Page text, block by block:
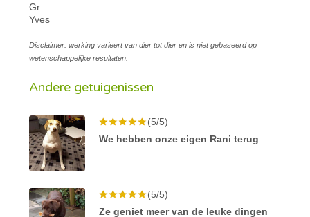
Gr.
Yves
Disclaimer: werking varieert van dier tot dier en is niet gebaseerd op
wetenschappelijke resultaten.
Andere getuigenissen
(5/5)
We hebben onze eigen Rani terug
(5/5)
Ze geniet meer van de leuke dingen